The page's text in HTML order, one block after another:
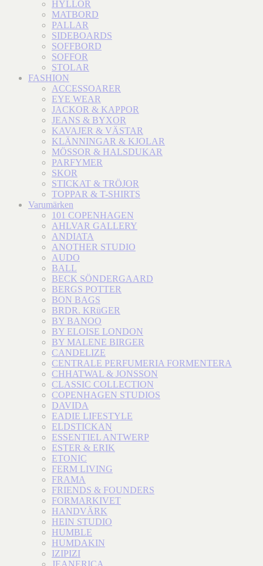
HYLLOR
MATBORD
PALLAR
SIDEBOARDS
SOFFBORD
SOFFOR
STOLAR
FASHION
ACCESSOARER
EYE WEAR
JACKOR & KAPPOR
JEANS & BYXOR
KAVAJER & VÄSTAR
KLÄNNINGAR & KJOLAR
MÖSSOR & HALSDUKAR
PARFYMER
SKOR
STICKAT & TRÖJOR
TOPPAR & T-SHIRTS
Varumärken
101 COPENHAGEN
AHLVAR GALLERY
ANDIATA
ANOTHER STUDIO
AUDO
BALL
BECK SÖNDERGAARD
BERGS POTTER
BON BAGS
BRDR. KRüGER
BY BANOO
BY ELOISE LONDON
BY MALENE BIRGER
CANDELIZE
CENTRALE PERFUMERIA FORMENTERA
CHHATWAL & JONSSON
CLASSIC COLLECTION
COPENHAGEN STUDIOS
DAVIDA
EADIE LIFESTYLE
ELDSTICKAN
ESSENTIEL ANTWERP
ESTER & ERIK
ETONIC
FERM LIVING
FRAMA
FRIENDS & FOUNDERS
FORMARKIVET
HANDVÄRK
HEIN STUDIO
HUMBLE
HUMDAKIN
IZIPIZI
JEANERICA